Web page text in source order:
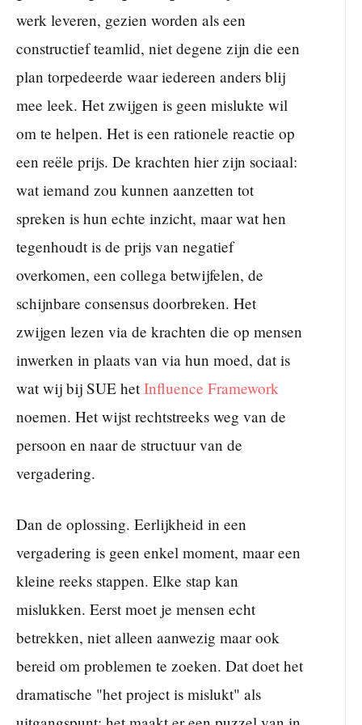
werk leveren, gezien worden als een
constructief teamlid, niet degene zijn die een
plan torpedeerde waar iedereen anders blij
mee leek. Het zwijgen is geen mislukte wil
om te helpen. Het is een rationele reactie op
een reële prijs. De krachten hier zijn sociaal:
wat iemand zou kunnen aanzetten tot
spreken is hun echte inzicht, maar wat hen
tegenhoudt is de prijs van negatief
overkomen, een collega betwijfelen, de
schijnbare consensus doorbreken. Het
zwijgen lezen via de krachten die op mensen
inwerken in plaats van via hun moed, dat is
wat wij bij SUE hetInfluence Framework
noemen. Het wijst rechtstreeks weg van de
persoon en naar de structuur van de
vergadering.
Dan de oplossing. Eerlijkheid in een
vergadering is geen enkel moment, maar een
kleine reeks stappen. Elke stap kan
mislukken. Eerst moet je mensen echt
betrekken, niet alleen aanwezig maar ook
bereid om problemen te zoeken. Dat doet het
dramatische "het project is mislukt" als